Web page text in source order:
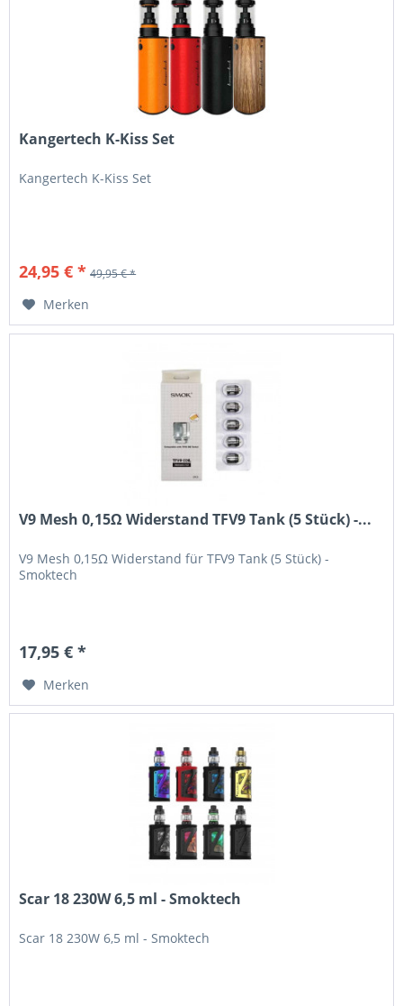
Kangertech K-Kiss Set
Kangertech K-Kiss Set
24,95 € * 49,95 € *
Merken
V9 Mesh 0,15Ω Widerstand TFV9 Tank (5 Stück) -...
V9 Mesh 0,15Ω Widerstand für TFV9 Tank (5 Stück) -
Smoktech
17,95 € *
Merken
Scar 18 230W 6,5 ml - Smoktech
Scar 18 230W 6,5 ml - Smoktech